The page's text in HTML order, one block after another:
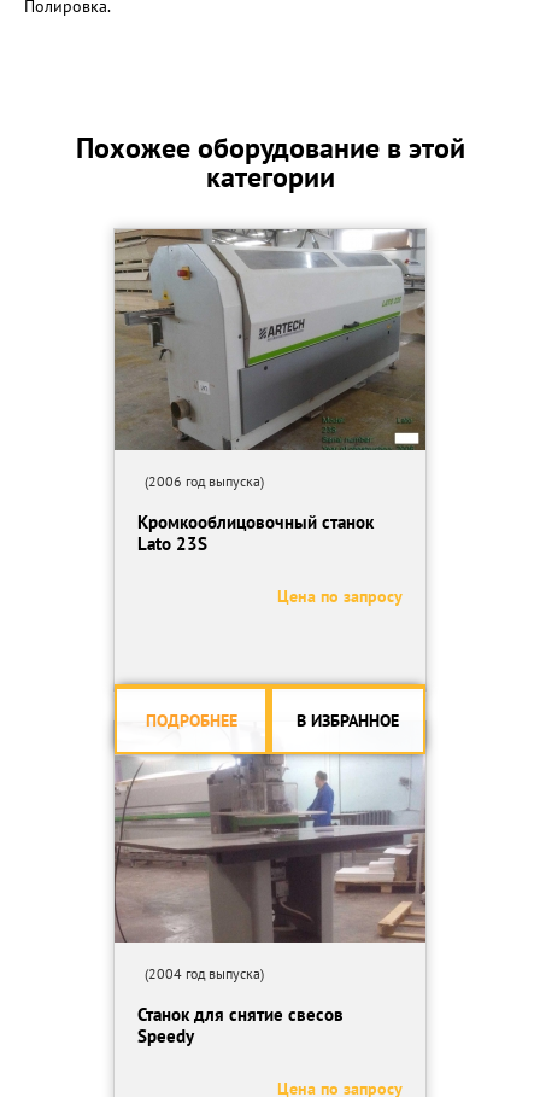
Полировка.
Похожее оборудование в этой
категории
(2006 год выпуска)
Кромкооблицовочный станок
Lato 23S
Цена по запросу
ПОДРОБНЕЕ В ИЗБРАННОЕ
(2004 год выпуска)
Станок для снятие свесов
Speedy
Цена по запросу